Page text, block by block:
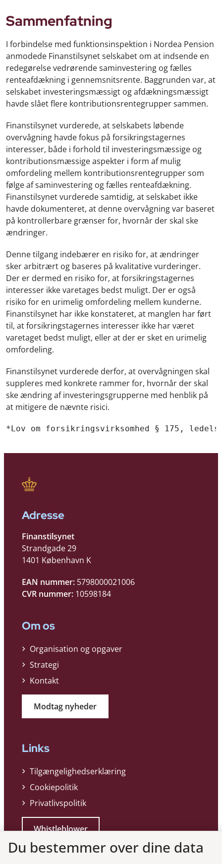
Sammenfatning
I forbindelse med funktionsinspektion i Nordea Pension
anmodede Finanstilsynet selskabet om at indsende en
redegørelse vedrørende saminvestering og fælles
renteafdækning i gennemsnitsrente. Baggrunden var, at
selskabet investeringsmæssigt og afdækningsmæssigt
havde slået flere kontributionsrentegrupper sammen.
Finanstilsynet vurderede, at selskabets løbende
overvågning havde fokus på forsikringstagernes
interesser, både i forhold til investeringsmæssige og
kontributionsmæssige aspekter i form af mulig
omfordeling mellem kontributionsrentegrupper som
følge af saminvestering og fælles renteafdækning.
Finanstilsynet vurderede samtidig, at selskabet ikke
havde dokumenteret, at denne overvågning var baseret
på kontrollerbare grænser for, hvornår der skal ske
ændringer.
Denne tilgang indebærer en risiko for, at ændringer
sker arbitrært og baseres på kvalitative vurderinger.
Der er dermed en risiko for, at forsikringstagernes
interesser ikke varetages bedst muligt. Der er også
risiko for en urimelig omfordeling mellem kunderne.
Finanstilsynet har ikke konstateret, at manglen har ført
til, at forsikringstagernes interesser ikke har været
varetaget bedst muligt, eller at der er sket en urimelig
omfordeling.
Finanstilsynet vurderede derfor, at overvågningen skal
suppleres med konkrete rammer for, hvornår der skal
ske ændring af investeringsgrupperne med henblik på
at mitigere de nævnte risici.
*Lov om forsikringsvirksomhed § 175,
Adresse
Finanstilsynet
Strandgade 29
1401 København K
EAN nummer: 5798000021006
CVR nummer: 10598184
Om os
Organisation og opgaver
Strategi
Kontakt
Modtag nyheder
Links
Tilgængelighedserklæring
Cookiepolitik
Privatlivspolitik
Whistleblower
Du bestemmer over dine data